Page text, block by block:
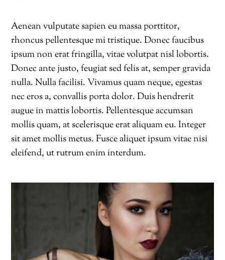
Aenean vulputate sapien eu massa porttitor,
rhoncus pellentesque mi tristique. Donec faucibus
ipsum non erat fringilla, vitae volutpat nisl lobortis.
Donec ante justo, feugiat sed felis at, semper gravida
nulla. Nulla facilisi. Vivamus quam neque, egestas
nec eros a, convallis porta dolor. Duis hendrerit
augue in mattis lobortis. Pellentesque accumsan
mollis quam, at scelerisque erat aliquam eu. Integer
sit amet mollis metus. Fusce aliquet ipsum vitae nisi
eleifend, ut rutrum enim interdum.